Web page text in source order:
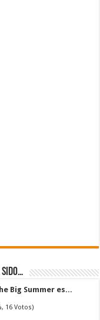
sido…
Big Summer es...
16 Votos)